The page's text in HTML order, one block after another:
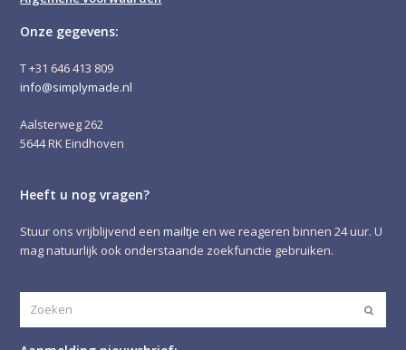
Onze gegevens:
T +31 646 413 809
info@simplymade.nl
Aalsterweg 262
5644 RK Eindhoven
Heeft u nog vragen?
Stuur ons vrijblijvend eenmailtje en we reageren binnen 24 uur. U
mag natuurlijk ook onderstaande zoekfunctie gebruiken.